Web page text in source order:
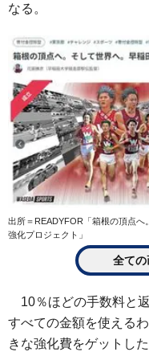
なる。
出所＝READYFOR「箱根の頂点
強化プロジェクト」
全ての
10％ほどの手数料と
すべての金額を使える
きな強化費をゲットした